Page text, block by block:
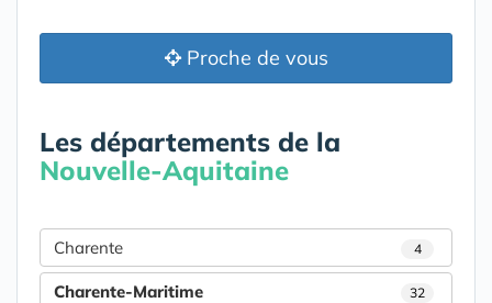
Proche de vous
Les départements de la
Nouvelle-Aquitaine
Charente 4
Charente-Maritime 32